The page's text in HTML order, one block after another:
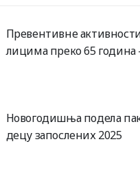
Превентивне
лицима преко 65 година
Новогодишња подела
децу запослених 2025